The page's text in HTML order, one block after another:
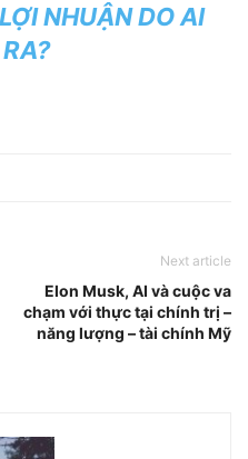
NHUẬN DO AI
Next article
Elon Musk, AI và cuộc va
chạm với thực tại chính trị –
năng lượng – tài chính Mỹ